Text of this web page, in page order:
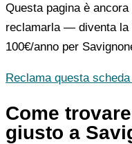
Questa pagina è
reclamarla — diventa la
100€/anno per
Reclama questa
Come
giusto a